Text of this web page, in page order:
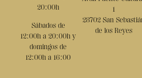
20:00h
Sábados de
12:00h a 20:00h y
domingos de
12:00h a 16:00
1
28702 San
de los Reyes